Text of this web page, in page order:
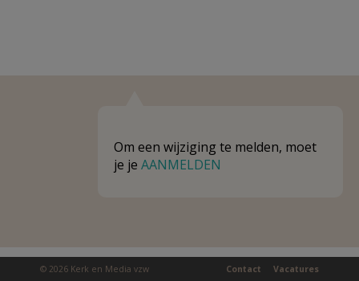
Om een wijziging te melden, moet
je je AANMELDEN
© 2026 Kerk en Media vzw Vacatures
Contact